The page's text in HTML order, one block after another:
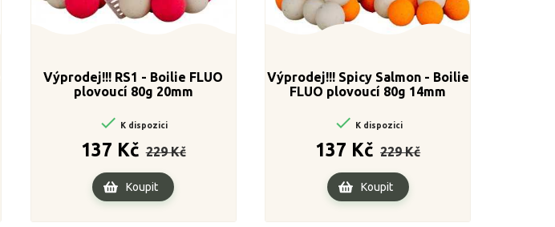
Výprodej!!! RS1 - Boilie FLUO
plovoucí 80g 20mm
 K dispozici
137 Kč cena
229 Kč
Koupit
Výprodej!!! Spicy Salmon - Boilie
FLUO plovoucí 80g 14mm
 K dispozici
137 Kč
cena
229 Kč
Koupit